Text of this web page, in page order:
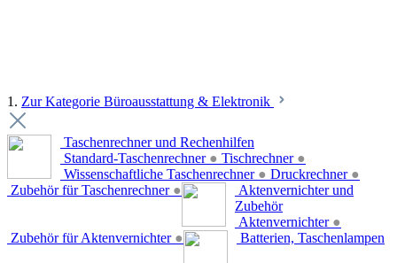
1. Zur Kategorie Büroausstattung & Elektronik
Taschenrechner und Rechenhilfen
Standard-Taschenrechner ● Tischrechner ●
Wissenschaftliche Taschenrechner ● Druckrechner ●
Zubehör für Taschenrechner ●
Aktenvernichter und
Zubehör
Aktenvernichter ●
Zubehör für Aktenvernichter ● Batterien, Taschenlampen